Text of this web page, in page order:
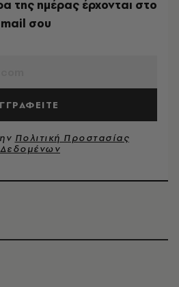
της ημέρας έρχονται στο
mail σου
Πολιτική Προστασίας